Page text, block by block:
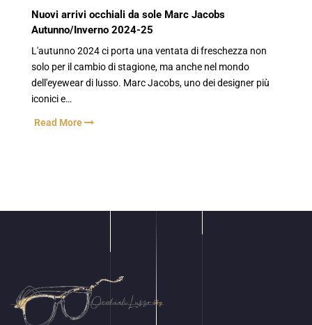
Nuovi arrivi occhiali da sole Marc Jacobs
Autunno/Inverno 2024-25
L'autunno 2024 ci porta una ventata di freschezza non
solo per il cambio di stagione, ma anche nel mondo
dell'eyewear di lusso. Marc Jacobs, uno dei designer più
iconici e…
Read More